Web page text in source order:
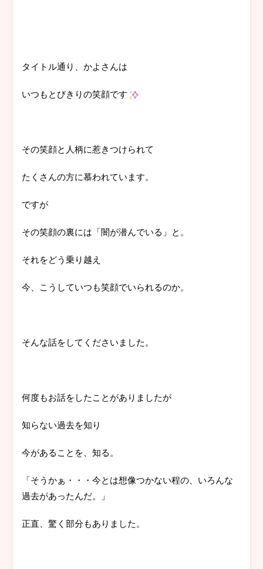
タイトル通り、かよさんは
いつもとびきりの笑顔です
その笑顔と人柄に惹きつけられて
たくさんの方に慕われています。
ですが
その笑顔の裏には「闇が潜んでいる」と。
それをどう乗り越え
今、こうしていつも笑顔でいられるのか。
そんな話をしてくださいました。
何度もお話をしたことがありましたが
知らない過去を知り
今があることを、知る。
「そうかぁ・・・今とは想像つかない程の、いろんな
過去があったんだ。」
正直、驚く部分もありました。